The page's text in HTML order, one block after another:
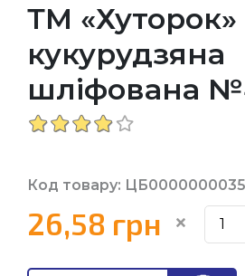
ТМ
кукурудзяна
шліфована
Код товару: ЦБ0000000035
26,58 грн